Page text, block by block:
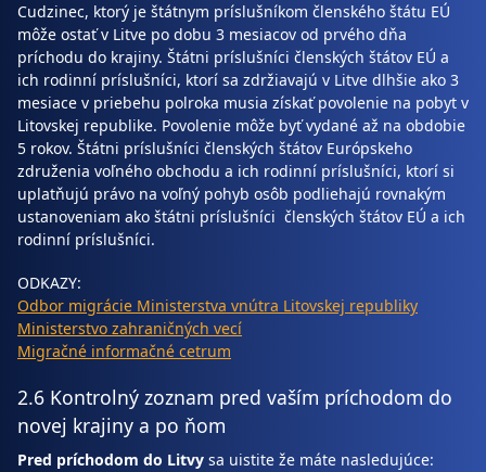
Cudzinec, ktorý je štátnym príslušníkom členského štátu EÚ
môže ostať v Litve po dobu 3 mesiacov od prvého dňa
príchodu do krajiny. Štátni príslušníci členských štátov EÚ a
ich rodinní príslušníci, ktorí sa zdržiavajú v Litve dlhšie ako 3
mesiace v priebehu polroka musia získať povolenie na pobyt v
Litovskej republike. Povolenie môže byť vydané až na obdobie
5 rokov. Štátni príslušníci členských štátov Európskeho
združenia voľného obchodu a ich rodinní príslušníci, ktorí si
uplatňujú právo na voľný pohyb osôb podliehajú rovnakým
ustanoveniam ako štátni príslušníci členských štátov EÚ a ich
rodinní príslušníci.
ODKAZY:
Odbor migrácie Ministerstva vnútra Litovskej republiky
Ministerstvo zahraničných vecí
Migračné informačné cetrum
2.6 Kontrolný zoznam pred vaším príchodom do
novej krajiny a po ňom
Pred príchodom do Litvy sa uistite že máte nasledujúce: